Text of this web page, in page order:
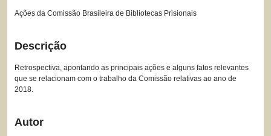
Ações da Comissão Brasileira de Bibliotecas Prisionais
Descrição
Retrospectiva, apontando as principais ações e alguns fatos relevantes
que se relacionam com o trabalho da Comissão relativas ao ano de
2018.
Autor